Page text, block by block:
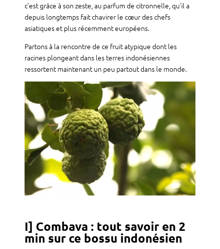
c’est grâce à son zeste, au parfum de citronnelle, qu’il a
depuis longtemps fait chavirer le cœur des chefs
asiatiques et plus récemment européens.
Partons à la rencontre de ce fruit atypique dont les
racines plongeant dans les terres indonésiennes
ressortent maintenant un peu partout dans le monde.
I] Combava : tout savoir en 2
min sur ce bossu indonésien